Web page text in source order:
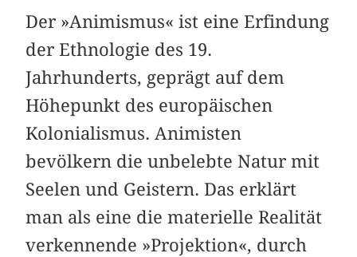
Der »Animismus« ist eine Erfindung
der Ethnologie des 19.
Jahrhunderts, geprägt auf dem
Höhepunkt des europäischen
Kolonialismus. Animisten
bevölkern die unbelebte Natur mit
Seelen und Geistern. Das erklärt
man als eine die materielle Realität
verkennende »Projektion«, durch